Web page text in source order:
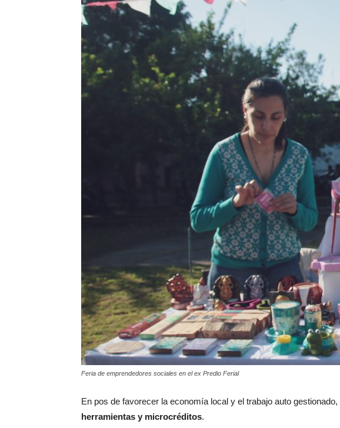
Feria de emprendedores sociales en el ex Predio Ferial
En pos de favorecer la economía local y el trabajo auto gestionado,
herramientas y microcréditos.